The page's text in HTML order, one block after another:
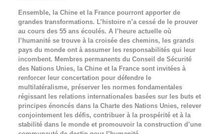
Ensemble, la Chine et la France pourront apporter de
grandes transformations. L’histoire n’a cessé de le prouver
au cours des 55 ans écoulés. A l’heure actuelle où
l’humanité se trouve à la croisée des chemins, les grands
pays du monde ont à assumer les responsabilités qui leur
incombent. Membres permanents du Conseil de Sécurité
des Nations Unies, la Chine et la France sont invitées à
renforcer leur concertation pour défendre le
multilatéralisme, préserver les normes fondamentales
régissant les relations internationales basées sur les buts et
principes énoncés dans la Charte des Nations Unies, relever
conjointement les défis, contribuer à la prospérité et à la
stabilité dans le monde et promouvoir la construction d’une